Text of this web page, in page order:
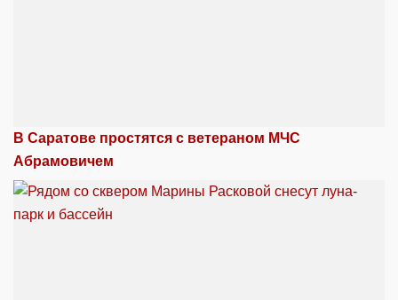
В Саратове простятся с ветераном МЧС
Абрамовичем